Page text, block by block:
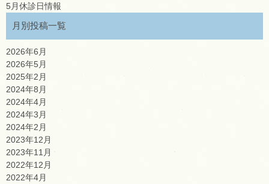
5月休診日情報
月別投稿一覧
2026年6月
2026年5月
2025年2月
2024年8月
2024年4月
2024年3月
2024年2月
2023年12月
2023年11月
2022年12月
2022年4月